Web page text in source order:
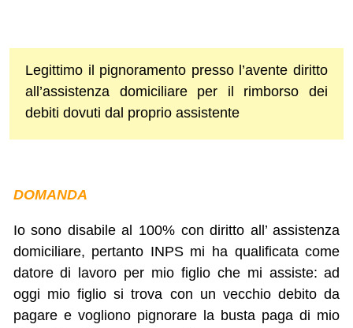
Legittimo il pignoramento presso l’avente diritto
all’assistenza domiciliare per il rimborso dei
debiti dovuti dal proprio assistente
DOMANDA
Io sono disabile al 100% con diritto all’ assistenza
domiciliare, pertanto INPS mi ha qualificata come
datore di lavoro per mio figlio che mi assiste: ad
oggi mio figlio si trova con un vecchio debito da
pagare e vogliono pignorare la busta paga di mio